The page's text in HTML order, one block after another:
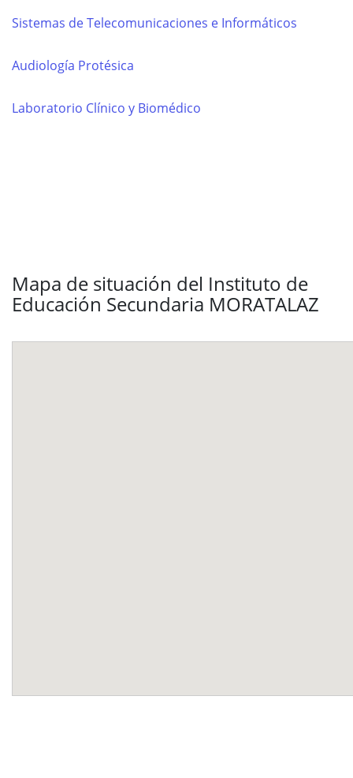
Sistemas de Telecomunicaciones e Informáticos
Audiología Protésica
Laboratorio Clínico y Biomédico
Mapa de situación del Instituto de
Educación Secundaria MORATALAZ